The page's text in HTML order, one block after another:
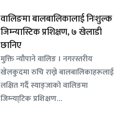
वालिङमा बालबालिकालाई निःशुल्क
जिम्न्यास्टिक प्रशिक्षण, ७ खेलाडी
छानिए
​मुक्ति न्यौपाने वालिङ । नगरस्तरीय
खेलकुदमा रुचि राख्ने बालबालिकाहरूलाई
लक्षित गर्दै स्याङ्जाको वालिङमा
जिम्न्या्टिक प्रशिक्षण…